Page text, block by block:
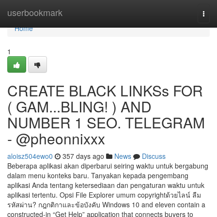
userbookmark
Home
Home
1
CREATE BLACK LINKSs FOR
( GAM...BLING! ) AND
NUMBER 1 SEO. TELEGRAM
- @pheonnixxx
aloisz504ewo0 357 days ago News
Discuss
Beberapa aplikasi akan diperbarui seiring waktu untuk bergabung
dalam menu konteks baru. Tanyakan kepada pengembang
aplikasi Anda tentang ketersediaan dan pengaturan waktu untuk
aplikasi tertentu. Opsi File Explorer umum copyrightด้วยไลน์ ลืม
รหัสผ่าน? กฎกติกาและข้อบังคับ Windows 10 and eleven contain a
constructed-in “Get Help” application that connects buyers to